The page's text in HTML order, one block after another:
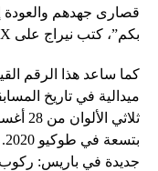
بكم”، كتب نيراج على X.
كما ساعد هذا الرقم
جديدة في باريس: ركوب